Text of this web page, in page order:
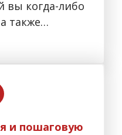
вы когда-либо
также…
и пошаговую